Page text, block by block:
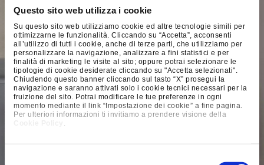
Questo sito web utilizza i cookie
Su questo sito web utilizziamo cookie ed altre tecnologie simili per
ottimizzarne le funzionalità. Cliccando su “Accetta”, acconsenti
all’utilizzo di tutti i cookie, anche di terze parti, che utilizziamo per
personalizzare la navigazione, analizzare a fini statistici e per
finalità di marketing le visite al sito; oppure potrai selezionare le
tipologie di cookie desiderate cliccando su "Accetta selezionati".
Chiudendo questo banner cliccando sul tasto “X” prosegui la
navigazione e saranno attivati solo i cookie tecnici necessari per la
fruizione del sito. Potrai modificare le tue preferenze in ogni
momento mediante il link “Impostazione dei cookie” a fine pagina.
Per ulteriori informazioni ti invitiamo a prendere visione della
CE Marking
Test Lab
Instruction Manuals
Certifications
Quality Policy
Environmental
Contacts